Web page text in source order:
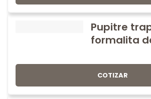
Pupitre
formalita
COTIZAR